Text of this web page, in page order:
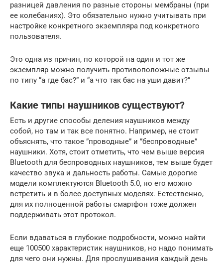
разницей давления по разные стороны мембраны (при
ее колебаниях). Это обязательно нужно учитывать при
настройке конкретного экземпляра под конкретного
пользователя.
Это одна из причин, по которой на один и тот же
экземпляр можно получить противоположные отзывы
по типу “а где бас?” и “а что так бас на уши давит?”
Какие типы наушников существуют?
Есть и другие способы деления наушников между
собой, но там и так все понятно. Например, не стоит
объяснять, что такое ”проводные” и ”беспроводные”
наушники. Хотя, стоит отметить, что чем выше версия
Bluetooth для беспроводных наушников, тем выше будет
качество звука и дальность работы. Самые дорогие
модели комплектуются Bluetooth 5.0, но его можно
встретить и в более доступных моделях. Естественно,
для их полноценной работы смартфон тоже должен
поддерживать этот протокол.
Если вдаваться в глубокие подробности, можно найти
еще 100500 характеристик наушников, но надо понимать
для чего они нужны. Для прослушивания каждый день